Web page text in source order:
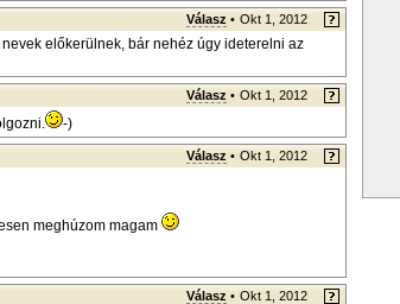
Válasz • Okt 1, 2012
előkerülnek, bár nehéz úgy ideterelni az
Válasz • Okt 1, 2012
-)
Válasz • Okt 1, 2012
meghúzom magam
Válasz • Okt 1, 2012